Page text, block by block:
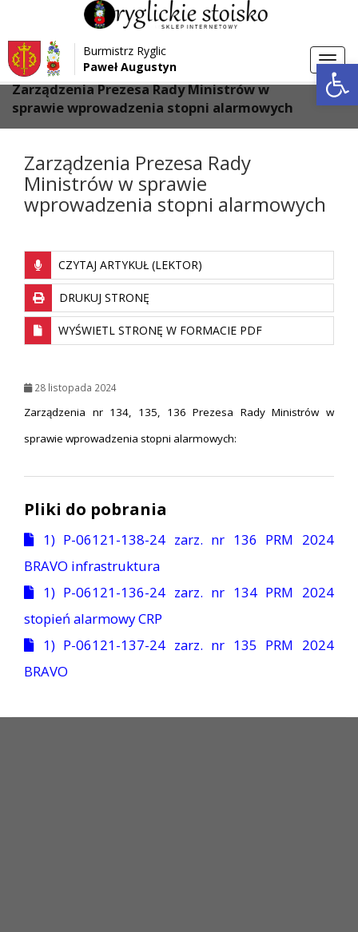
Przejdź do menu
Przejdź do głównej treści strony
Przejdź do stopki strony
Burmistrz Ryglic
Paweł Augustyn
Strona główna > Aktualności
Zarządzenia Prezesa Rady Ministrów w
sprawie wprowadzenia stopni alarmowych
Zarządzenia Prezesa Rady
Ministrów w sprawie
wprowadzenia stopni alarmowych
CZYTAJ ARTYKUŁ (LEKTOR)
DRUKUJ STRONĘ
WYŚWIETL STRONĘ W FORMACIE PDF
28 listopada 2024
Zarządzenia nr 134, 135, 136 Prezesa Rady Ministrów w
sprawie wprowadzenia stopni alarmowych:
Pliki do pobrania
1) P-06121-138-24 zarz. nr 136 PRM 2024
BRAVO infrastruktura
1) P-06121-136-24 zarz. nr 134 PRM 2024
stopień alarmowy CRP
1) P-06121-137-24 zarz. nr 135 PRM 2024
BRAVO